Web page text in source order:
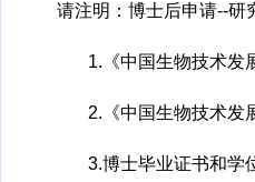
请注明：博士后申请--研
1.《中国生物技术发
2.《中国生物技术发
3.博士毕业证书和学